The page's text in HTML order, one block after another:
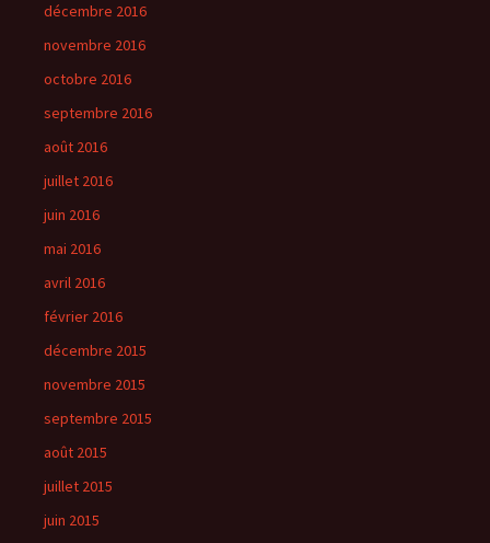
décembre 2016
novembre 2016
octobre 2016
septembre 2016
août 2016
juillet 2016
juin 2016
mai 2016
avril 2016
février 2016
décembre 2015
novembre 2015
septembre 2015
août 2015
juillet 2015
juin 2015